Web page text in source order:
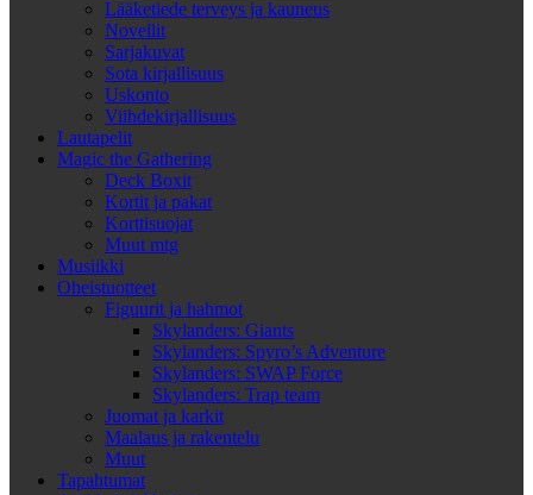
Lääketiede terveys ja kauneus
Novellit
Sarjakuvat
Sota kirjallisuus
Uskonto
Viihdekirjallisuus
Lautapelit
Magic the Gathering
Deck Boxit
Kortit ja pakat
Korttisuojat
Muut mtg
Musiikki
Oheistuotteet
Figuurit ja hahmot
Skylanders: Giants
Skylanders: Spyro’s Adventure
Skylanders: SWAP Force
Skylanders: Trap team
Juomat ja karkit
Maalaus ja rakentelu
Muut
Tapahtumat